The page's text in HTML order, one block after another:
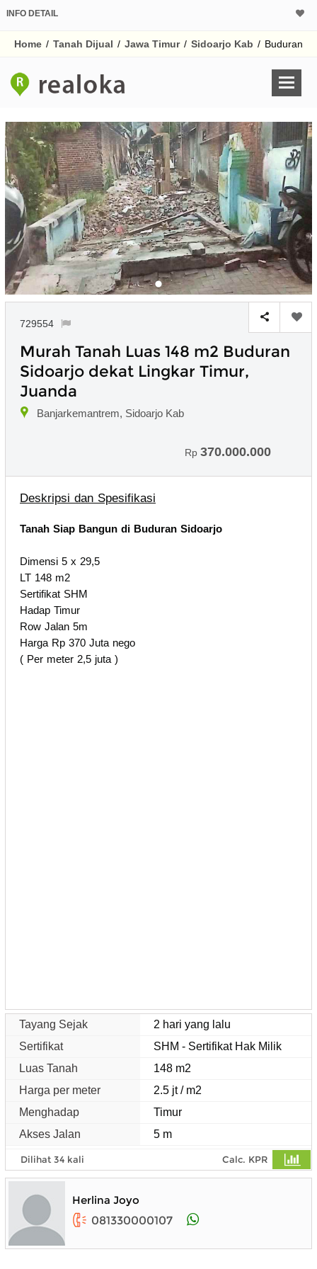
INFO DETAIL
Home / Tanah Dijual / Jawa Timur / Sidoarjo Kab / Buduran
729554
Murah Tanah Luas 148 m2 Buduran
Sidoarjo dekat Lingkar Timur,
Juanda
Banjarkemantrem, Sidoarjo Kab
Rp 370.000.000
Deskripsi dan Spesifikasi
Tanah Siap Bangun di Buduran Sidoarjo
Dimensi 5 x 29,5
LT 148 m2
Sertifikat SHM
Hadap Timur
Row Jalan 5m
Harga Rp 370 Juta nego
( Per meter 2,5 juta )
Tayang Sejak
2 hari yang lalu
Sertifikat
SHM - Sertifikat Hak Milik
Luas Tanah
148 m2
Harga per meter
2.5 jt / m2
Menghadap
Timur
Akses Jalan
5 m
Dilihat 34 kali Calc. KPR
Herlina Joyo
081330000107
Harga Rp
Untuk hasil simulasi
pada kotak-
Simpan